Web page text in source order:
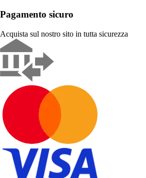
Pagamento sicuro
Acquista sul nostro sito in tutta sicurezza